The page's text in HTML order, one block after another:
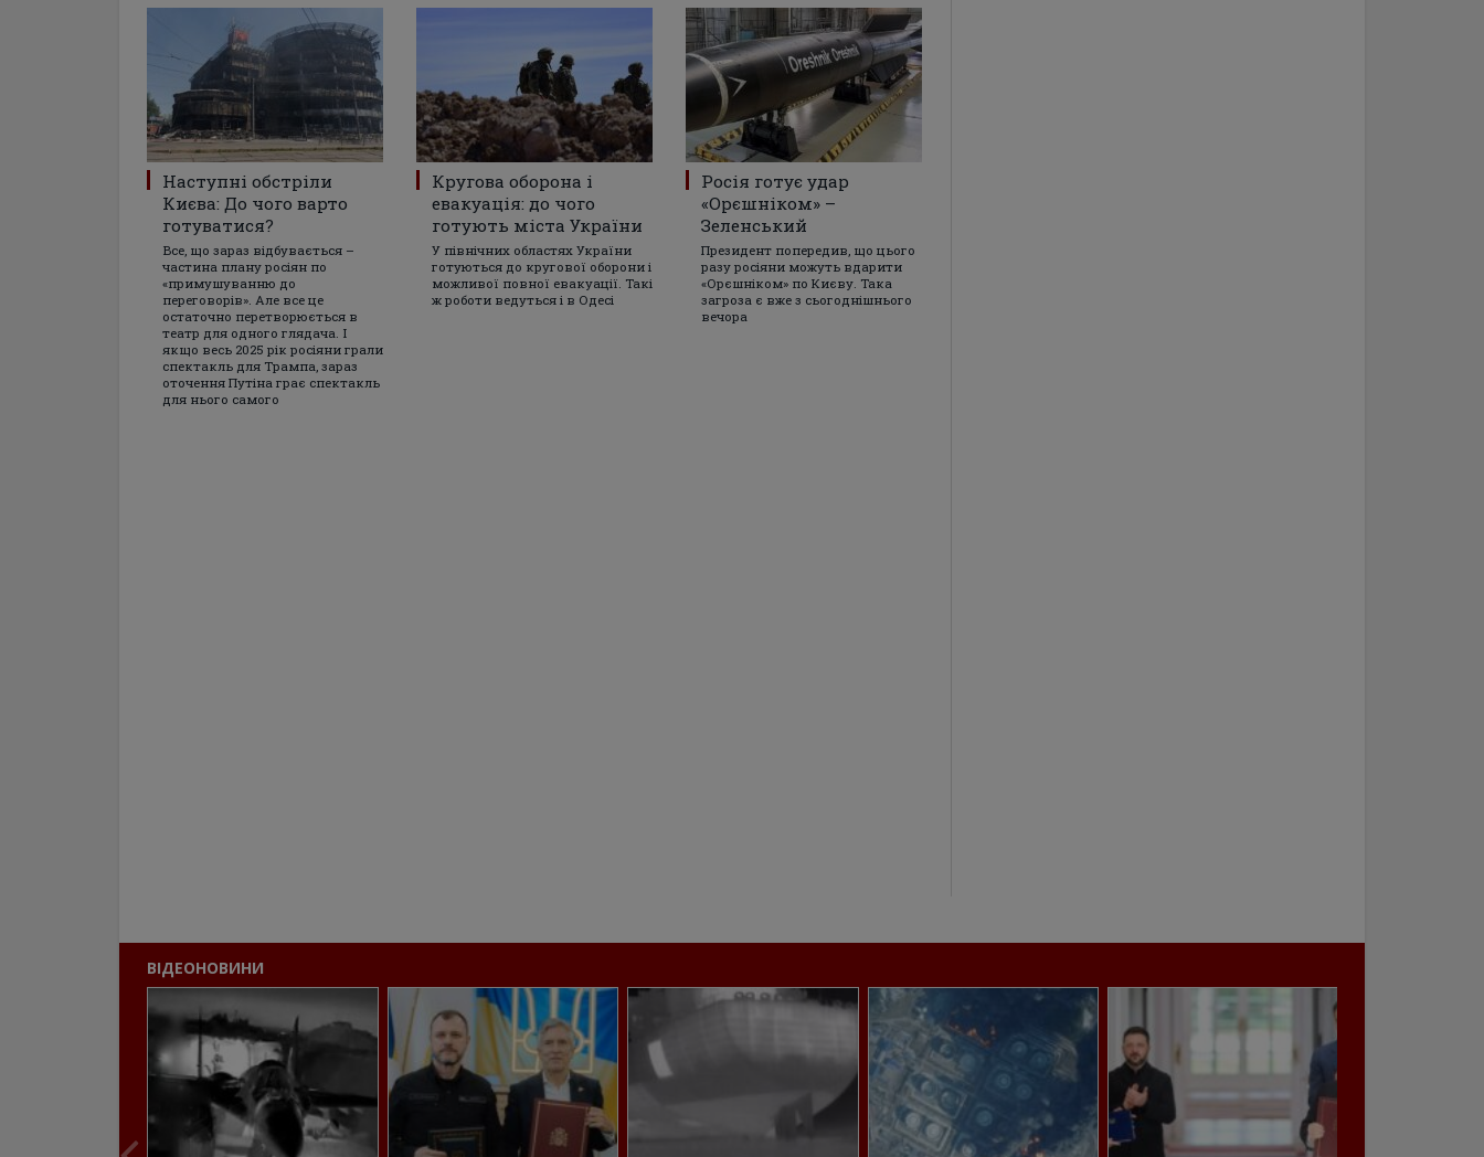
Наступні обстріли
Києва: До чого варто
готуватися?
Все, що зараз відбувається –
частина плану росіян по
«примушуванню до
переговорів». Але все це
остаточно перетворюється в
театр для одного глядача. І
якщо весь 2025 рік росіяни грали
спектакль для Трампа, зараз
оточення Путіна грає спектакль
для нього самого
Кругова оборона і
евакуація: до чого
готують міста України
У північних областях України
готуються до кругової оборони і
можливої повної евакуації. Такі
ж роботи ведуться і в Одесі
Росія готує удар
«Орєшніком» –
Зеленський
Президент попередив, що цього
разу росіяни можуть вдарити
«Орєшніком» по Києву. Така
загроза є вже з сьогоднішнього
вечора
ВІДЕОНОВИНИ